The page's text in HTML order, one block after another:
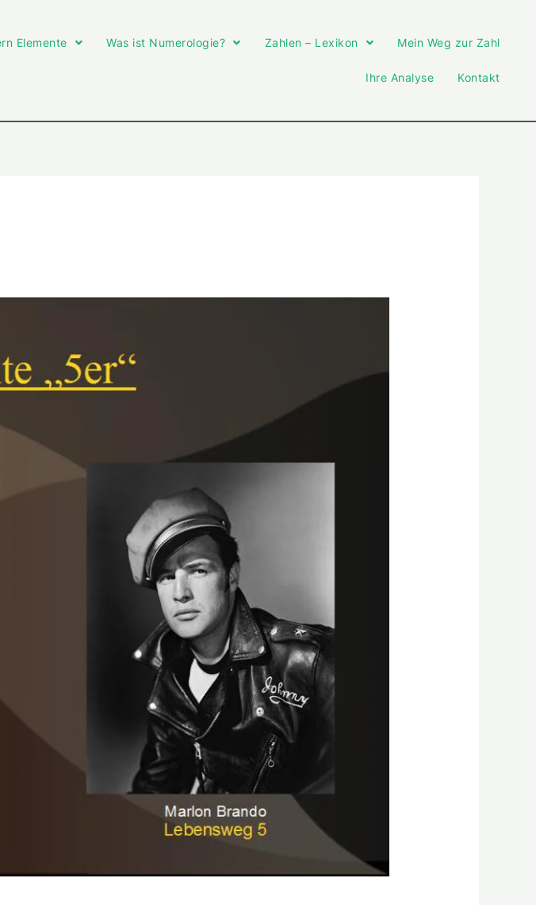
Elemente Was ist Numerologie? Zahlen – Lexikon Mein Weg zur Zahl
Ihre Analyse Kontakt